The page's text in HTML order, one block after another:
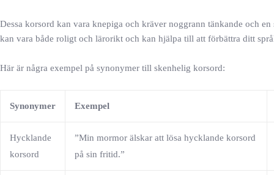
Dessa korsord kan vara knepiga och kräver noggrann tänkande och
kan vara både roligt och lärorikt och kan hjälpa till att förbättra ditt
Här är några exempel på synonymer till skenhelig korsord:
Synonymer Exempel
Hycklande
korsord
”Min mormor älskar att lösa hycklande korsord
på sin fritid.”